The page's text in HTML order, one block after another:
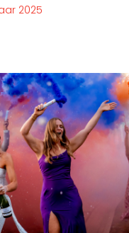
2025